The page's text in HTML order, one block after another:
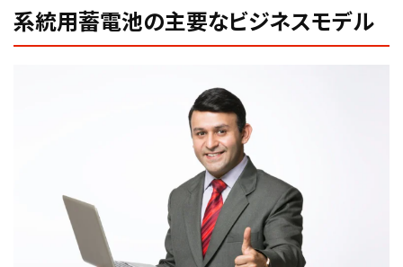
系統用蓄電池の主要なビジネスモデル